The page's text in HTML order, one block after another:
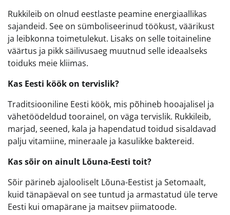
Rukkileib on olnud eestlaste peamine energiaallikas
sajandeid. See on sümboliseerinud töökust, väärikust
ja leibkonna toimetulekut. Lisaks on selle toitaineline
väärtus ja pikk säilivusaeg muutnud selle ideaalseks
toiduks meie kliimas.
Kas Eesti köök on tervislik?
Traditsiooniline Eesti köök, mis põhineb hooajalisel ja
vähetöödeldud toorainel, on väga tervislik. Rukkileib,
marjad, seened, kala ja hapendatud toidud sisaldavad
palju vitamiine, mineraale ja kasulikke baktereid.
Kas sõir on ainult Lõuna-Eesti toit?
Sõir pärineb ajalooliselt Lõuna-Eestist ja Setomaalt,
kuid tänapäeval on see tuntud ja armastatud üle terve
Eesti kui omapärane ja maitsev piimatoode.